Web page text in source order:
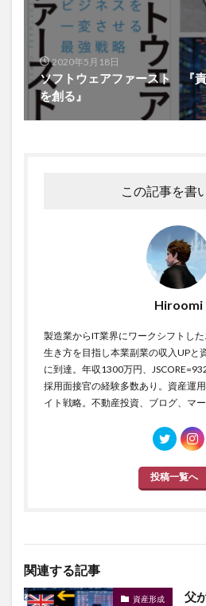
2020年5月18日
ソフトウェアファースト 『
を創る』
この記事を書
Hiroomi
製造業からIT業界にワークシフトし
生き方を目指し本業副業の収入UPと
に到達。年収1300万円、
採用面接官の経験多数あり。資産運
イト戦略。不動産投資、ブログ、マ
投稿一覧へ
関連する記事
資産形成
父